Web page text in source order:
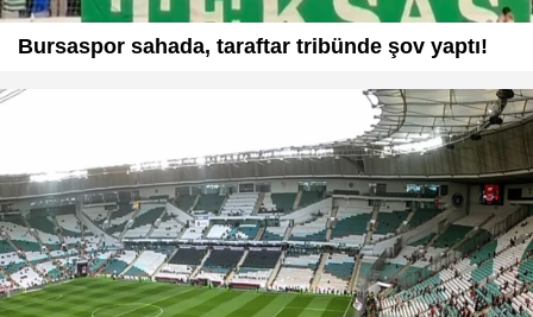
Bursaspor sahada, taraftar tribünde şov yaptı!